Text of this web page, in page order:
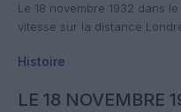
Le 18 novembre 1932 dans
vitesse sur la distance
Histoire
LE 18 NOVEMBRE